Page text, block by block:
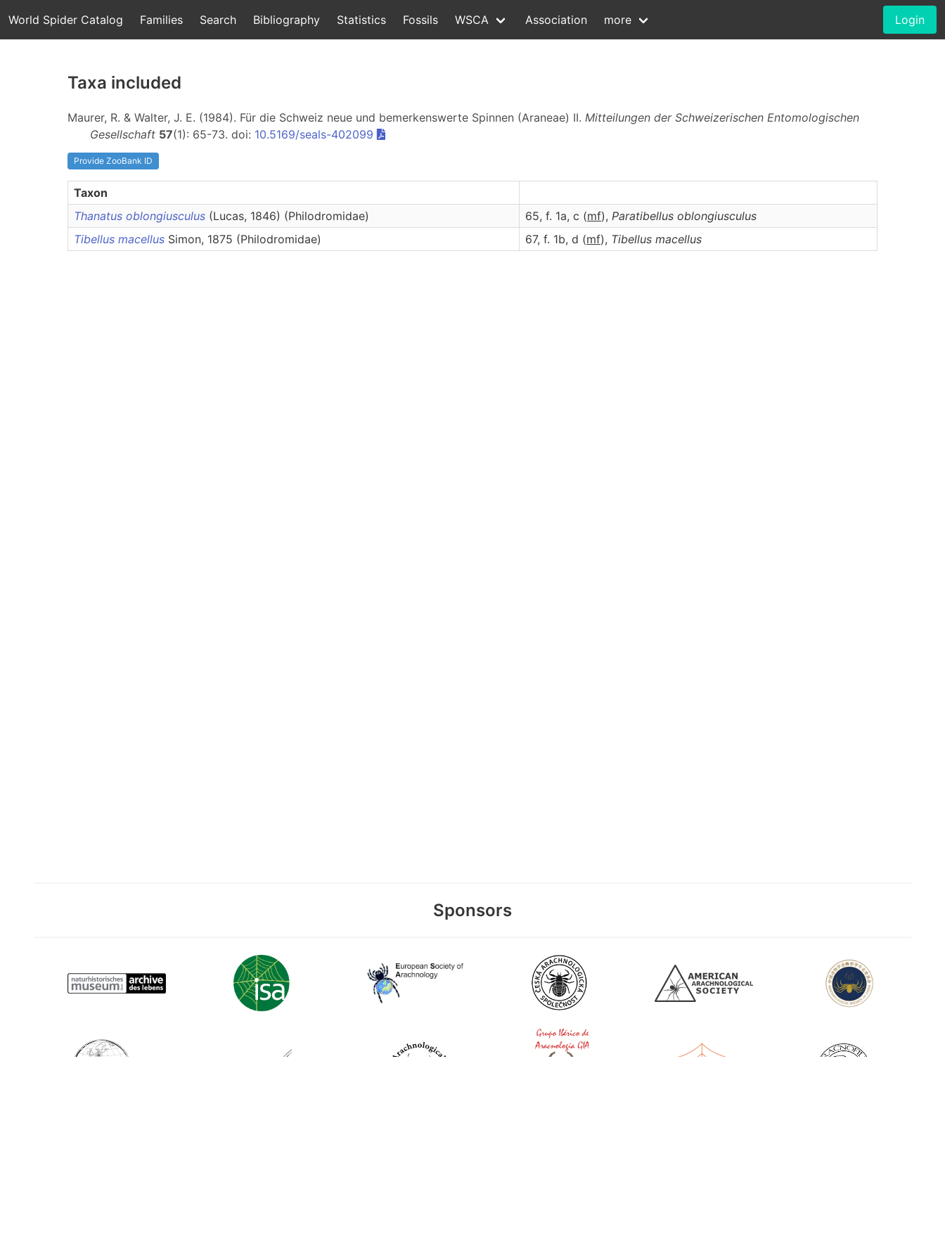
World Spider Catalog Families Search Bibliography Statistics Fossils WSCA Association more Login
Taxa included
Maurer, R. & Walter, J. E. (1984). Für die Schweiz neue und bemerkenswerte Spinnen (Araneae) II. Mitteilungen der Schweizerischen Entomologischen
Gesellschaft 57(1): 65-73. doi: 10.5169/seals-402099
Provide ZooBank ID
Taxon
Thanatus oblongiusculus (Lucas, 1846) (Philodromidae) 65, f. 1a, c (mf), Paratibellus oblongiusculus
Tibellus macellus Simon, 1875 (Philodromidae) 67, f. 1b, d (mf), Tibellus macellus
Sponsors